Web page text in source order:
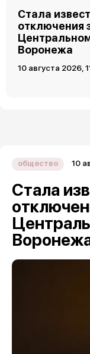
Стала
отключения
Воронежа
10 августа 2026,
общество 10
Стала